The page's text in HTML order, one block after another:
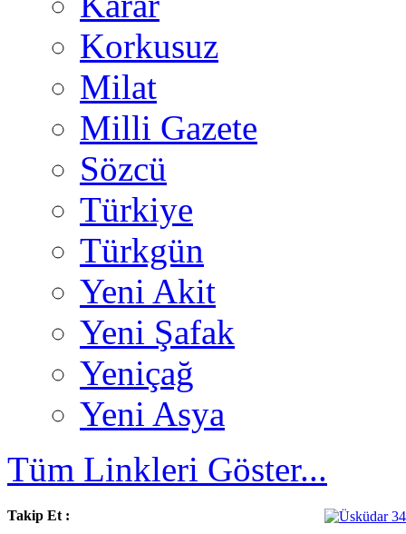
Korkusuz
Milat
Milli Gazete
Sözcü
Türkiye
Türkgün
Yeni Akit
Yeni Şafak
Yeniçağ
Yeni Asya
Tüm Linkleri Göster...
Takip Et :